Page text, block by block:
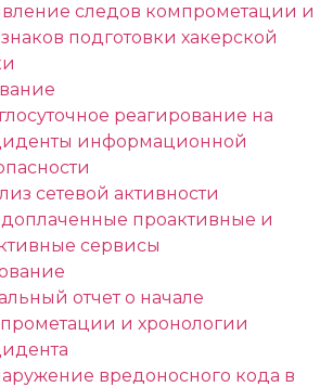
следов компрометации и
подготовки хакерской
реагирование на
информационной
сетевой активности
проактивные и
сервисы
отчет о начале
и хронологии
вредоносного кода в